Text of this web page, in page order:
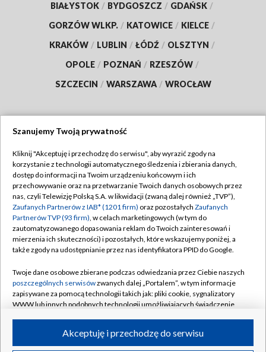
BIAŁYSTOK / BYDGOSZCZ / GDAŃSK /
GORZÓW WLKP. / KATOWICE / KIELCE /
KRAKÓW / LUBLIN / ŁÓDŹ / OLSZTYN /
OPOLE / POZNAŃ / RZESZÓW /
SZCZECIN / WARSZAWA / WROCŁAW
TVP
Abonament TVP
Emisja w TVP
Centrum informacji TVP
Naziemna Telewizja Cyfrowa
Rada Programowa
System NOS
Informacje o nadawcy
Program dla prasy
Regulamin TVP
Polityka prywatności
Moje zgody
Pomoc
Kontakt
Kanały
Szanujemy Twoją prywatność
Kliknij "Akceptuję i przechodzę do serwisu", aby wyrazić zgody na
korzystanie z technologii automatycznego śledzenia i zbierania danych,
dostęp do informacji na Twoim urządzeniu końcowym i ich
przechowywanie oraz na przetwarzanie Twoich danych osobowych przez
nas, czyli Telewizję Polską S.A. w likwidacji (zwaną dalej również „TVP”),
Zaufanych Partnerów z IAB* (1201 firm) oraz pozostałych Zaufanych
Partnerów TVP (93 firm), w celach marketingowych (w tym do
zautomatyzowanego dopasowania reklam do Twoich zainteresowań i
mierzenia ich skuteczności) i pozostałych, które wskazujemy poniżej, a
także zgody na udostępnianie przez nas identyfikatora PPID do Google.
Twoje dane osobowe zbierane podczas odwiedzania przez Ciebie naszych
poszczególnych serwisówzwanych dalej „Portalem”, w tym informacje
zapisywane za pomocą technologii takich jak: pliki cookie, sygnalizatory
WWW lub innych podobnych technologii umożliwiających świadczenie
ruchu w Internecie.Akceptuję i przechodzę do serwisu